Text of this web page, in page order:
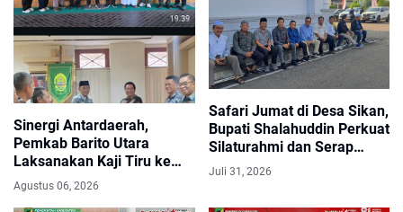
Sinergi Antardaerah,
Pemkab Barito Utara
Laksanakan Kaji Tiru ke
Kabupaten Bantul
Agustus 06, 2026
Safari Jumat di Desa Sikan,
Bupati Shalahuddin Perkuat
Silaturahmi dan Serap
Aspirasi Masyarakat
Juli 31, 2026